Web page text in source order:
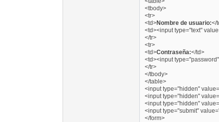
<tbody>
<tr>
<td>Nombre de usuario:</
<td><input type="text"
</tr>
<tr>
<td>Contraseña:</td>
<td><input
</tr>
</tbody>
</table>
<input type="hidden"
<input type="hidden"
<input type="hidden"
<input type="submit"
</form>